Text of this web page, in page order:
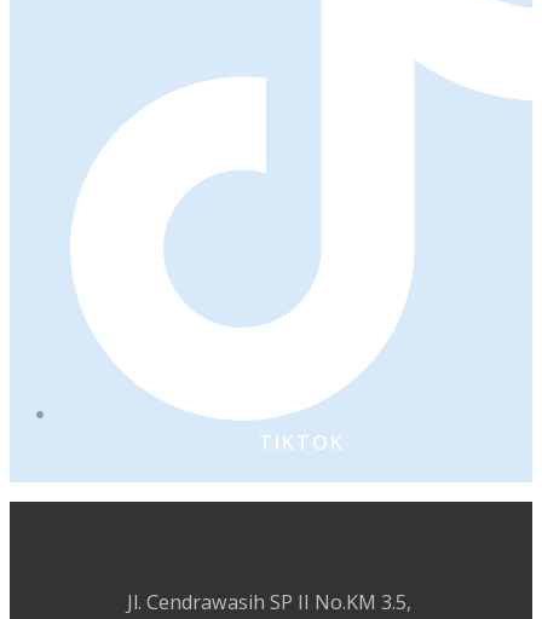
TIKTOK
Jl. Cendrawasih SP II No.KM 3.5,